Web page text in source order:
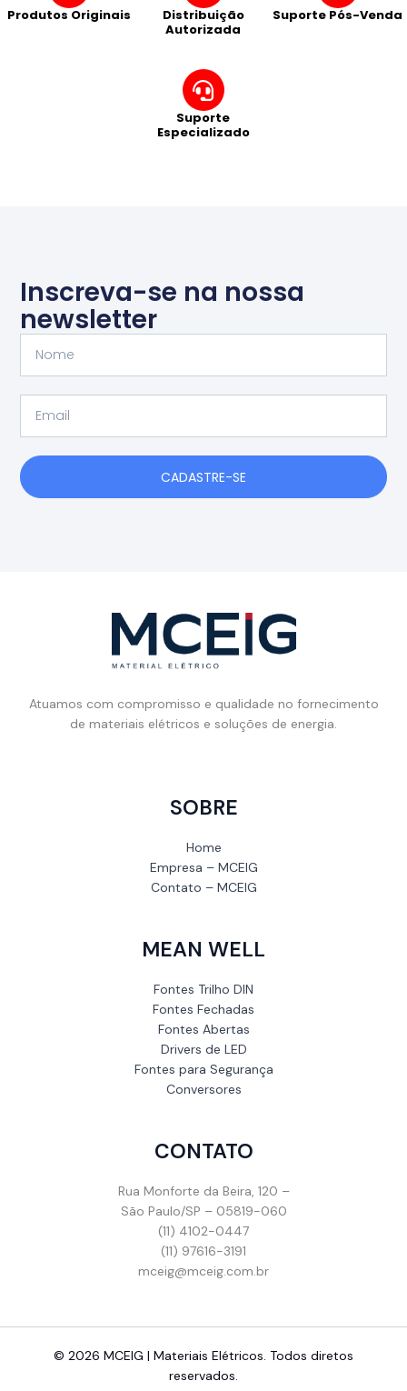
Produtos Originais
Distribuição
Autorizada
Suporte Pós-Venda
Suporte
Especializado
Inscreva-se na nossa
newsletter
CADASTRE-SE
Atuamos com compromisso e qualidade no fornecimento
de materiais elétricos e soluções de energia.
SOBRE
Home
Empresa – MCEIG
Contato – MCEIG
MEAN WELL
Fontes Trilho DIN
Fontes Fechadas
Fontes Abertas
Drivers de LED
Fontes para Segurança
Conversores
CONTATO
Rua Monforte da Beira, 120 –
São Paulo/SP – 05819-060
(11) 4102-0447
(11) 97616-3191
mceig@mceig.com.br
© 2026 MCEIG | Materiais Elétricos. Todos diretos
reservados.